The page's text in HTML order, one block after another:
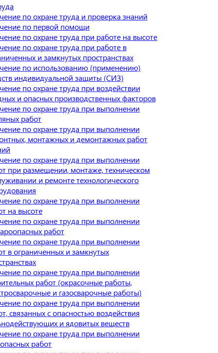
по охране труда и проверка знаний
по первой помощи
по охране труда при работе на высоте
по охране труда при работе в
и замкнутых пространствах
по использованию (применению)
индивидуальной защиты (СИЗ)
по охране труда при воздействии
и опасных производственных факторов
по охране труда при выполнении
работ
по охране труда при выполнении
монтажных и демонтажных работ
по охране труда при выполнении
при размещении, монтаже, техническом
и ремонте технологического
по охране труда при выполнении
на высоте
по охране труда при выполнении
работ
по охране труда при выполнении
в ограниченных и замкнутых
по охране труда при выполнении
работ (окрасочные работы,
и газосварочные работы)
по охране труда при выполнении
связанных с опасностью воздействия
и ядовитых веществ
по охране труда при выполнении
работ